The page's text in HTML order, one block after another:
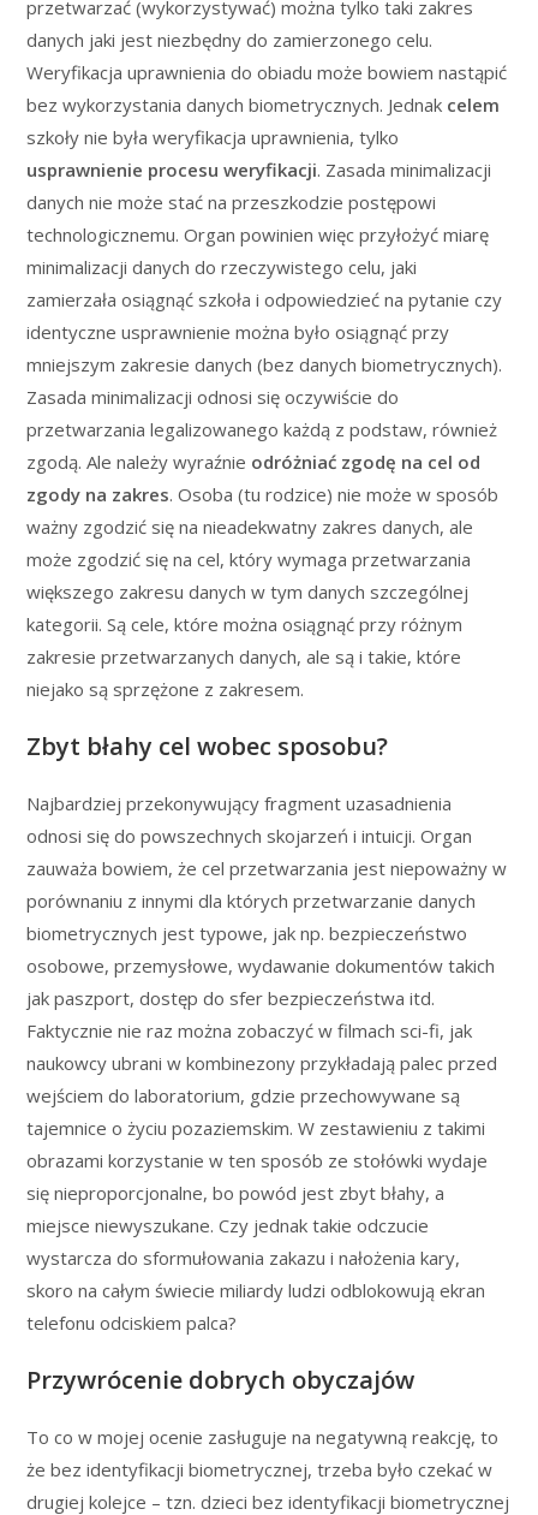
przetwarzać (wykorzystywać) można tylko taki zakres
danych jaki jest niezbędny do zamierzonego celu.
Weryfikacja uprawnienia do obiadu może bowiem nastąpić
bez wykorzystania danych biometrycznych. Jednak celem
szkoły nie była weryfikacja uprawnienia, tylko
usprawnienie procesu weryfikacji. Zasada minimalizacji
danych nie może stać na przeszkodzie postępowi
technologicznemu. Organ powinien więc przyłożyć miarę
minimalizacji danych do rzeczywistego celu, jaki
zamierzała osiągnąć szkoła i odpowiedzieć na pytanie czy
identyczne usprawnienie można było osiągnąć przy
mniejszym zakresie danych (bez danych biometrycznych).
Zasada minimalizacji odnosi się oczywiście do
przetwarzania legalizowanego każdą z podstaw, również
zgodą. Ale należy wyraźnie odróżniać zgodę na cel od
zgody na zakres. Osoba (tu rodzice) nie może w sposób
ważny zgodzić się na nieadekwatny zakres danych, ale
może zgodzić się na cel, który wymaga przetwarzania
większego zakresu danych w tym danych szczególnej
kategorii. Są cele, które można osiągnąć przy różnym
zakresie przetwarzanych danych, ale są i takie, które
niejako są sprzężone z zakresem.
Zbyt błahy cel wobec sposobu?
Najbardziej przekonywujący fragment uzasadnienia
odnosi się do powszechnych skojarzeń i intuicji. Organ
zauważa bowiem, że cel przetwarzania jest niepoważny w
porównaniu z innymi dla których przetwarzanie danych
biometrycznych jest typowe, jak np. bezpieczeństwo
osobowe, przemysłowe, wydawanie dokumentów takich
jak paszport, dostęp do sfer bezpieczeństwa itd.
Faktycznie nie raz można zobaczyć w filmach sci-fi, jak
naukowcy ubrani w kombinezony przykładają palec przed
wejściem do laboratorium, gdzie przechowywane są
tajemnice o życiu pozaziemskim. W zestawieniu z takimi
obrazami korzystanie w ten sposób ze stołówki wydaje
się nieproporcjonalne, bo powód jest zbyt błahy, a
miejsce niewyszukane. Czy jednak takie odczucie
wystarcza do sformułowania zakazu i nałożenia kary,
skoro na całym świecie miliardy ludzi odblokowują ekran
telefonu odciskiem palca?
Przywrócenie dobrych obyczajów
To co w mojej ocenie zasługuje na negatywną reakcję, to
że bez identyfikacji biometrycznej, trzeba było czekać w
drugiej kolejce – tzn. dzieci bez identyfikacji biometrycznej